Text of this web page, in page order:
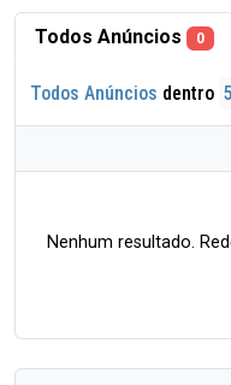
Todos Anúncios 0
Todos Anúncios dentro
Nenhum resultado.